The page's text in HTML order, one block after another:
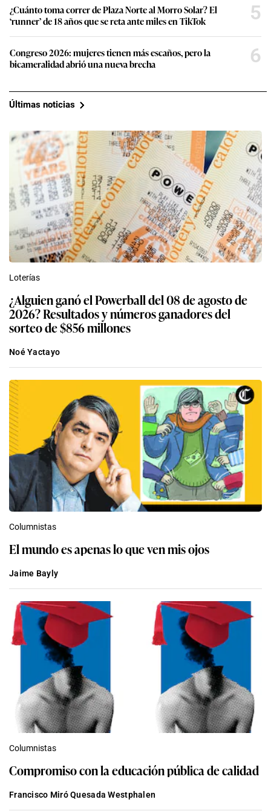
¿Cuánto toma correr de Plaza Norte al Morro Solar? El
‘runner’ de 18 años que se reta ante miles en TikTok
5
Congreso 2026: mujeres tienen más escaños, pero la
bicameralidad abrió una nueva brecha
6
Últimas noticias
Loterías
¿Alguien ganó el Powerball del 08 de agosto de
2026? Resultados y números ganadores del
sorteo de $856 millones
Noé Yactayo
Columnistas
El mundo es apenas lo que ven mis ojos
Jaime Bayly
Columnistas
Compromiso con la educación pública de calidad
Francisco Miró Quesada Westphalen